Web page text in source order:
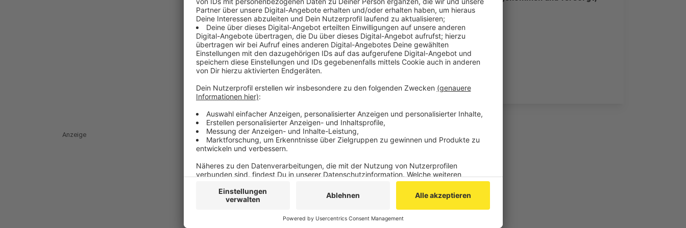
heißt es.
Veröffentlicht:Donnerstag, 30.03.2023 07:11
Anzeige
Anzeige